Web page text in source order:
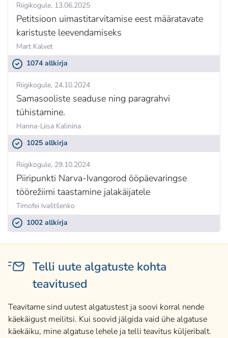
Riigikogule 13.06.2025
Petitsioon uimastitarvitamise eest määratavate
karistuste leevendamiseks
Mart Kalvet
1074 allkirja
Riigikogule 24.10.2024
Samasooliste seaduse ning paragrahvi
tühistamine.
Hanna-Liisa Kalinina
1025 allkirja
Riigikogule 29.10.2024
Piiripunkti Narva-Ivangorod ööpäevaringse
töörežiimi taastamine jalakäijatele
Timofei Ivaštšenko
1002 allkirja
Telli uute algatuste kohta
teavitused
Teavitame sind uutest algatustest ja soovi korral nende
käekäigust meilitsi. Kui soovid jälgida vaid ühe algatuse
käekäiku, mine algatuse lehele ja telli teavitus küljeribalt.